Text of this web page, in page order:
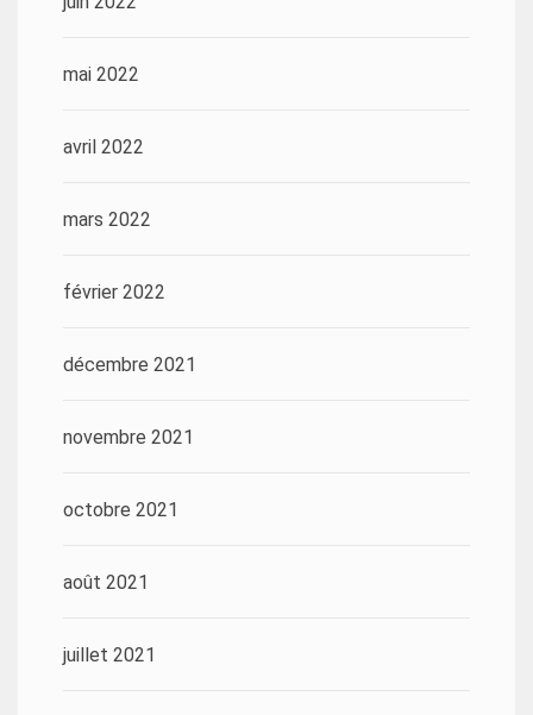
mai 2022
avril 2022
mars 2022
février 2022
décembre 2021
novembre 2021
octobre 2021
août 2021
juillet 2021